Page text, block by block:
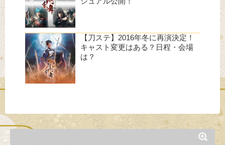
【刀ステ】2016年冬に再演決定！
キャスト変更はある？日程・会場
は？